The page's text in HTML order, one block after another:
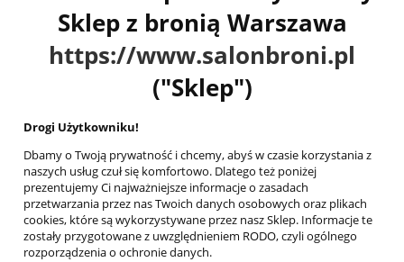
Sklep z bronią Warszawa
https://www.salonbroni.pl
("Sklep")
Drogi Użytkowniku!
Dbamy o Twoją prywatność i chcemy, abyś w czasie korzystania z
naszych usług czuł się komfortowo. Dlatego też poniżej
prezentujemy Ci najważniejsze informacje o zasadach
przetwarzania przez nas Twoich danych osobowych oraz plikach
cookies, które są wykorzystywane przez nasz Sklep. Informacje te
zostały przygotowane z uwzględnieniem RODO, czyli ogólnego
rozporządzenia o ochronie danych.